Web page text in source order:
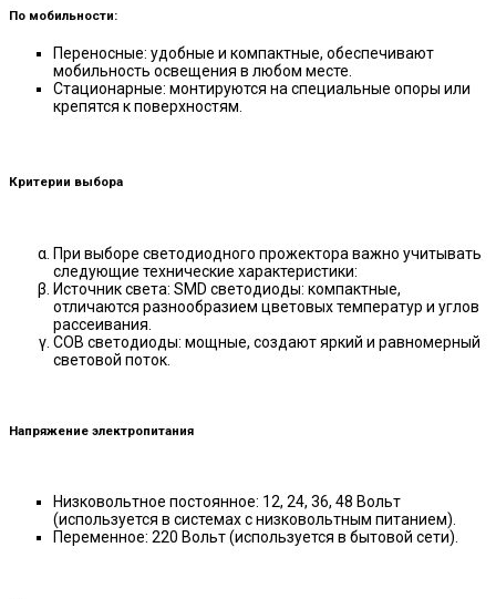
По мобильности:
Переносные: удобные и компактные, обеспечивают
мобильность освещения в любом месте.
Стационарные: монтируются на специальные опоры или
крепятся к поверхностям.
Критерии выбора
При выборе светодиодного прожектора важно учитывать
следующие технические характеристики:
Источник света: SMD светодиоды: компактные,
отличаются разнообразием цветовых температур и углов
рассеивания.
COB светодиоды: мощные, создают яркий и равномерный
световой поток.
Напряжение электропитания
Низковольтное постоянное: 12, 24, 36, 48 Вольт
(используется в системах с низковольтным питанием).
Переменное: 220 Вольт (используется в бытовой сети).